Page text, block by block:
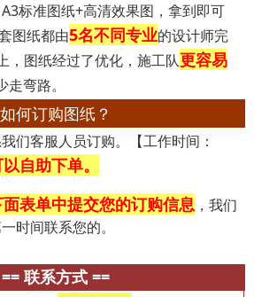
标准图纸+高清效果图，拿到即可
图纸都由5名不同专业的设计师完
，图纸经过了优化，施工队更容易
弯路。
如何订购图纸？
们客服人员订购。【工作时间：
自助下单。
表单中提交您的订购信息，我们
时间联系您的。
== 联系方式 ==